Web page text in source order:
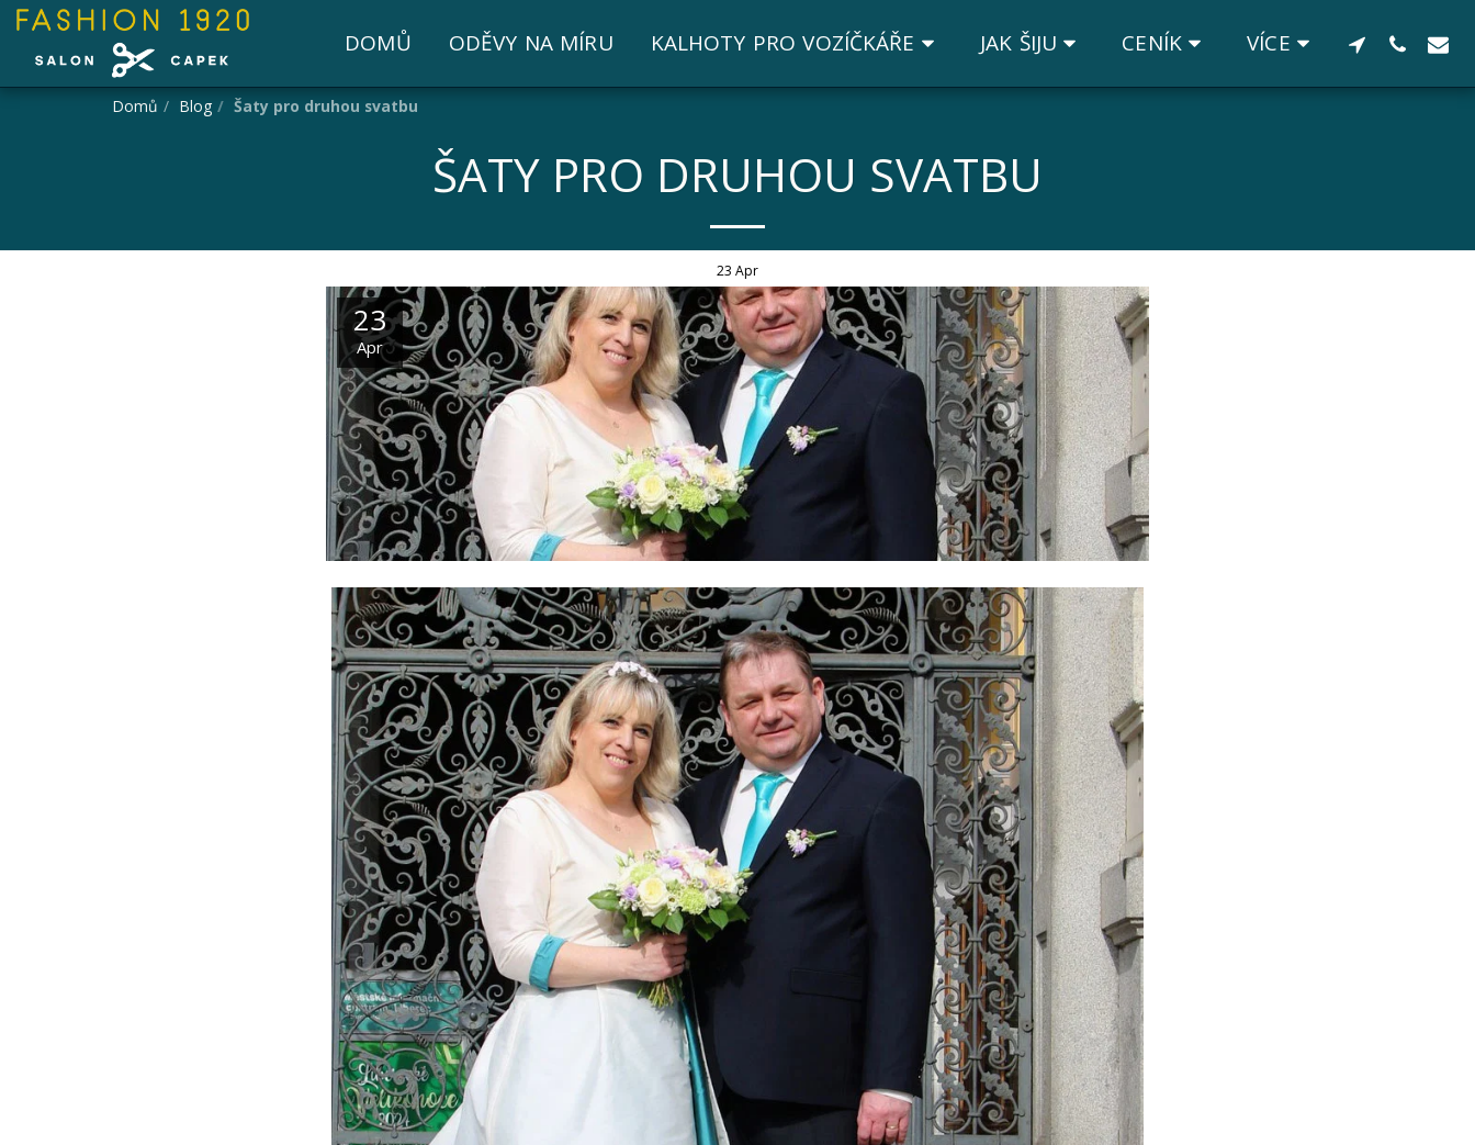
DOMŮ ODĚVY NA MÍRU KALHOTY PRO VOZÍČKÁŘE JAK ŠIJU CENÍK VÍCE
Domů Blog Šaty pro druhou svatbu
ŠATY PRO DRUHOU SVATBU
23 Apr
23
Apr